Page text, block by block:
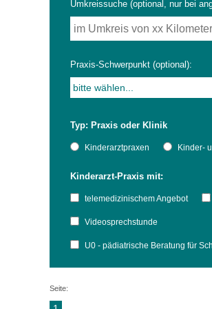
Umkreissuche (optional, nur bei
Praxis-Schwerpunkt (optional):
Typ: Praxis oder Klinik
Kinderarztpraxen Kinder-
Kinderarzt-Praxis mit:
telemedizinischem Angebot
Videosprechstunde
U0 - pädiatrische Beratung für
Seite: